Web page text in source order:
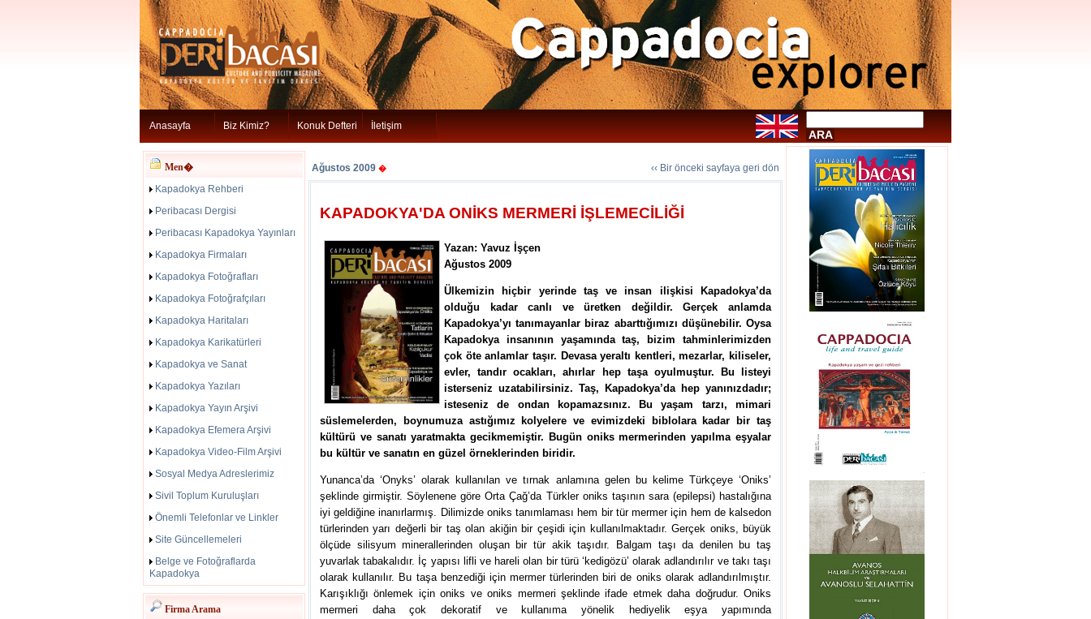
Anasayfa Biz Kimiz? Konuk Defteri İletişim
Men�
Kapadokya Rehberi
Peribacası Dergisi
Peribacası Kapadokya Yayınları
Kapadokya Firmaları
Kapadokya Fotoğrafları
Kapadokya Fotoğrafçıları
Kapadokya Haritaları
Kapadokya Karikatürleri
Kapadokya ve Sanat
Kapadokya Yazıları
Kapadokya Yayın Arşivi
Kapadokya Efemera Arşivi
Kapadokya Video-Film Arşivi
Sosyal Medya Adreslerimiz
Sivil Toplum Kuruluşları
Önemli Telefonlar ve Linkler
Site Güncellemeleri
Belge ve Fotoğraflarda
Kapadokya
Firma Arama
Ağustos 2009 � ‹‹ Bir önceki sayfaya geri dön
KAPADOKYA'DA ONİKS MERMERİ İŞLEMECİLİĞİ
Yazan: Yavuz İşçen
Ağustos 2009
Ülkemizin hiçbir yerinde taş ve insan ilişkisi Kapadokya’da
olduğu kadar canlı ve üretken değildir. Gerçek anlamda
Kapadokya’yı tanımayanlar biraz abarttığımızı düşünebilir. Oysa
Kapadokya insanının yaşamında taş, bizim tahminlerimizden
çok öte anlamlar taşır. Devasa yeraltı kentleri, mezarlar, kiliseler,
evler, tandır ocakları, ahırlar hep taşa oyulmuştur. Bu listeyi
isterseniz uzatabilirsiniz. Taş, Kapadokya’da hep yanınızdadır;
isteseniz de ondan kopamazsınız. Bu yaşam tarzı, mimari
süslemelerden, boynumuza astığımız kolyelere ve evimizdeki biblolara kadar bir taş
kültürü ve sanatı yaratmakta gecikmemiştir. Bugün oniks mermerinden yapılma eşyalar
bu kültür ve sanatın en güzel örneklerinden biridir.
Yunanca’da ‘Onyks’ olarak kullanılan ve tırnak anlamına gelen bu kelime Türkçeye ‘Oniks’
şeklinde girmiştir. Söylenene göre Orta Çağ’da Türkler oniks taşının sara (epilepsi) hastalığına
iyi geldiğine inanırlarmış. Dilimizde oniks tanımlaması hem bir tür mermer için hem de kalsedon
türlerinden yarı değerli bir taş olan akiğin bir çeşidi için kullanılmaktadır. Gerçek oniks, büyük
ölçüde silisyum minerallerinden oluşan bir tür akik taşıdır. Balgam taşı da denilen bu taş
yuvarlak tabakalıdır. İç yapısı lifli ve hareli olan bir türü ‘kedigözü’ olarak adlandırılır ve takı taşı
olarak kullanılır. Bu taşa benzediği için mermer türlerinden biri de oniks olarak adlandırılmıştır.
Karışıklığı önlemek için oniks ve oniks mermeri şeklinde ifade etmek daha doğrudur. Oniks
mermeri daha çok dekoratif ve kullanıma yönelik hediyelik eşya yapımında